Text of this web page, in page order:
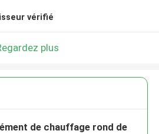
vérifié
plus
de chauffage rond de